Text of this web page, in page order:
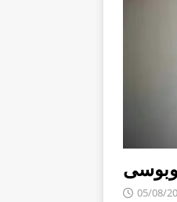
05/08/